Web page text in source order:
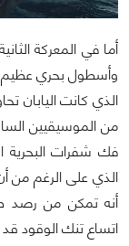
أما في المعركة
الذي كانت اليابان
من الموسيقيين
فك شفرات البحرية
الذي على الرغم من
أنه تمكن من رصد
اتساع تنك الوقود قد